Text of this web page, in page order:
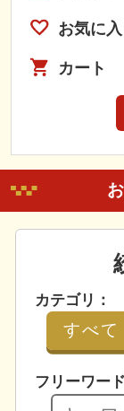
お気に入
カート
カテゴリ：
フリーワード